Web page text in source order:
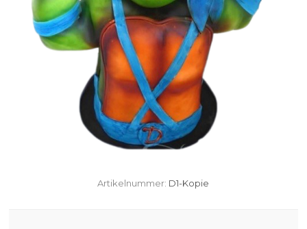
Artikelnummer: D1-Kopie